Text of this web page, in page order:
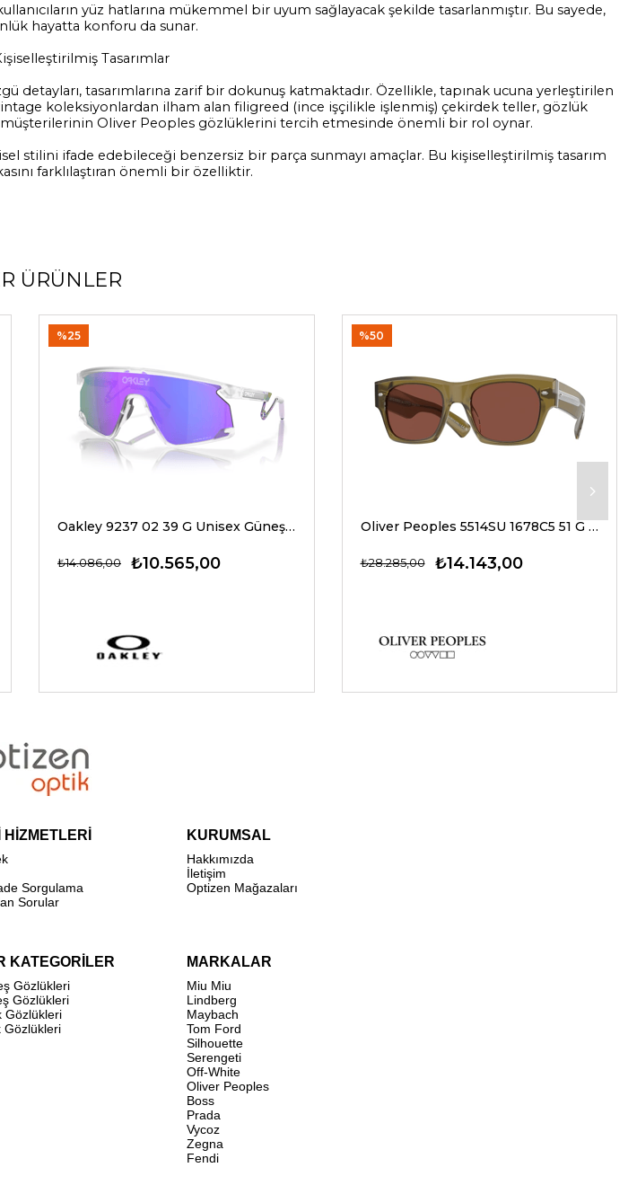
yüz hatlarına mükemmel bir uyum sağlayacak şekilde tasarlanmıştır. Bu sayede,
hayatta konforu da sunar.
Tasarımlar
tasarımlarına zarif bir dokunuş katmaktadır. Özellikle, tapınak ucuna yerleştirilen
koleksiyonlardan ilham alan filigreed (ince işçilikle işlenmiş) çekirdek teller, gözlük
Oliver Peoples gözlüklerini tercih etmesinde önemli bir rol oynar.
stilini ifade edebileceği benzersiz bir parça sunmayı amaçlar. Bu kişiselleştirilmiş tasarım
farklılaştıran önemli bir özelliktir.
ÜRÜNLER
Oakley 9237 02 39 G Unisex Güneş Gözlükleri
₺10.565,00
₺14.086,00
%25
Oliver Peoples 5514SU 1678C5 51 G Unisex Güneş Gözlükleri
₺14.143,00
₺28.285,00
%50
HİZMETLERİ
Sorgulama
Sorular
KURUMSAL
Hakkımızda
İletişim
Optizen Mağazaları
KATEGORİLER
Gözlükleri
Gözlükleri
Gözlükleri
Gözlükleri
MARKALAR
Miu Miu
Lindberg
Maybach
Tom Ford
Silhouette
Serengeti
Off-White
Oliver Peoples
Boss
Prada
Vycoz
Zegna
Fendi